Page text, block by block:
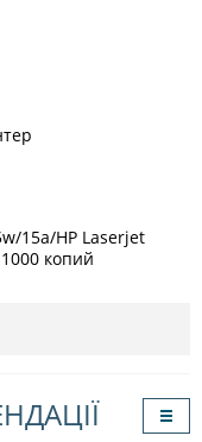
15a/HP Laserjet
копий